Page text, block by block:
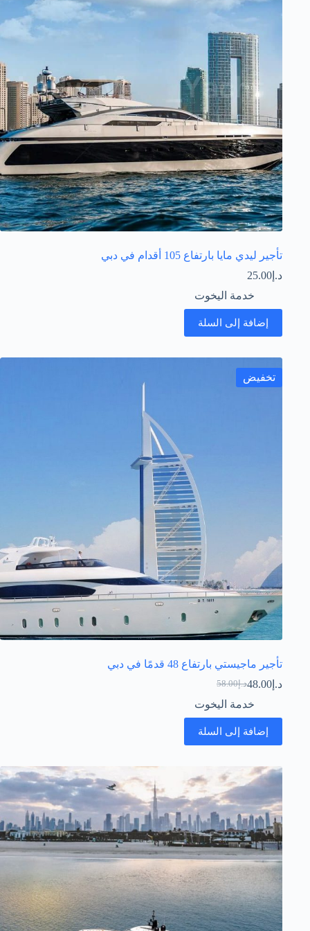
تأجير ليدي مايا بارتفاع 105 أقدام في دبي
د.إ 25.00
خدمة اليخوت
إضافة إلى السلة
تخفيض
تأجير ماجيستي بارتفاع 48 قدمًا في دبي
د.إ58.00
السعر
الأصلي
هو:
د.إ58.00.
د.إ 48.00السعر
الحالي
هو:
د.إ48.00.
خدمة اليخوت
إضافة إلى السلة